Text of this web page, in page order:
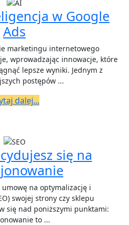
opuścili
Twoją
w Google
Ads
Inteligencja
w
Google
Ads
wprowadzając innowacje, które
lepsze wyniki. Jednym z
postępów ...
dalej...Czytaj
się na
Zanim
się
na
swojej strony czy sklepu
się nad poniższymi punktami:
to ...